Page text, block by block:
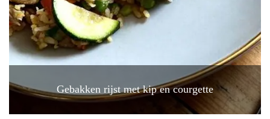
Gebakken rijst met kip en courgette